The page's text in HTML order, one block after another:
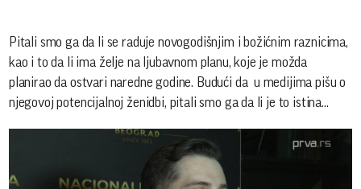
Pitali smo ga da li se raduje novogodišnjim i božićnim raznicima,
kao i to da li ima želje na ljubavnom planu, koje je možda
planirao da ostvari naredne godine. Budući da u medijima pišu o
njegovoj potencijalnoj ženidbi, pitali smo ga da li je to istina...